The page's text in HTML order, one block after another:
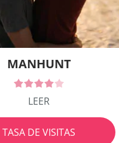
MANHUNT
LEER
TASA DE VISITAS